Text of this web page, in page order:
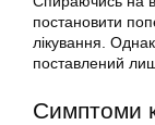
постановити
лікування.
поставлений
Симптоми